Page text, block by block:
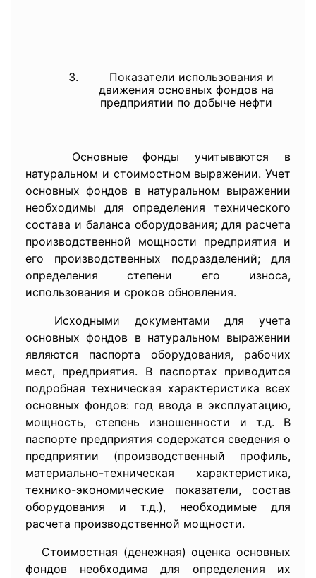
Показатели использования и
движения основных фондов на
предприятии по добыче нефти
Основные фонды учитываются в
натуральном и стоимостном выражении. Учет
основных фондов в натуральном выражении
необходимы для определения технического
состава и баланса оборудования; для расчета
производственной мощности предприятия и
его производственных подразделений; для
определения степени его износа,
использования и сроков обновления.
Исходными документами для учета
основных фондов в натуральном выражении
являются паспорта оборудования, рабочих
мест, предприятия. В паспортах приводится
подробная техническая характеристика всех
основных фондов: год ввода в эксплуатацию,
мощность, степень изношенности и т.д. В
паспорте предприятия содержатся сведения о
предприятии (производственный профиль,
материально-техническая характеристика,
технико-экономические показатели, состав
оборудования и т.д.), необходимые для
расчета производственной мощности.
Стоимостная (денежная) оценка основных
фондов необходима для определения их